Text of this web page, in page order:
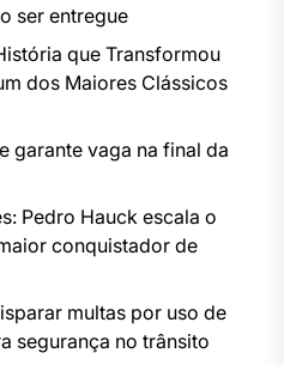
ser entregue
que Transformou
dos Maiores Clássicos
garante vaga na final da
Pedro Hauck escala o
conquistador de
multas por uso de
segurança no trânsito